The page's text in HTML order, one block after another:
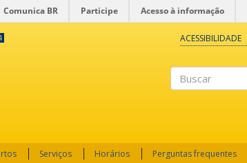
Comunica BR Participe Acesso à informação
ACESSIBILIDADE
Serviços Horários Perguntas frequentes